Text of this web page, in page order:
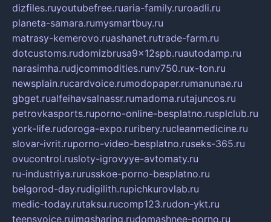
dizfiles.ruyoutubefree.ruaria-family.ruroadli.ru
planeta-samara.rumysmartbuy.ru
matrasy-kemerovo.ruashanet.rutrade-farm.ru
dotcustoms.rudomizbrusa9x12spb.ruautodamp.ru
narasimha.rudjcommodities.runv750.rux-ton.ru
newsplain.rucardvoice.rumodopaper.rumanunae.ru
gbget.rualfeihavsalnassr.rumadoma.rutajuncos.ru
petrovkasports.ruporno-online-besplatno.rusplclub.ru
york-life.rudoroga-expo.ruribery.rucleanmedicine.ru
slovar-ivrit.ruporno-video-besplatno.ruseks-365.ru
ovucontrol.rusloty-igrovyye-avtomaty.ru
ru-industriya.rurusskoe-porno-besplatno.ru
belgorod-day.rudigilith.rupichkurovlab.ru
medic-today.rutaksu.rucomp123.rudon-ykt.ru
teensvoice.ruimgsharing.rudomashnee-porno.ru